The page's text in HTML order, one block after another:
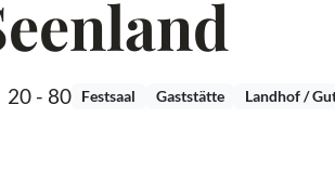
20 - 80 Festsaal Gaststätte Landhof /